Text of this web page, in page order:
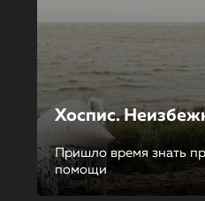
Хоспис.
Пришло время знать
помощи